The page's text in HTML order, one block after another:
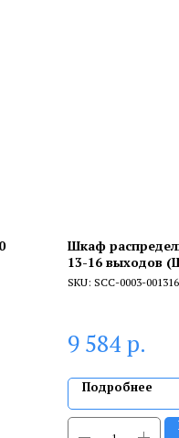
Шкаф
13-16 выходов
651х180х1000
SKU: SCC-0003-001316
9 584 р.
Подробнее